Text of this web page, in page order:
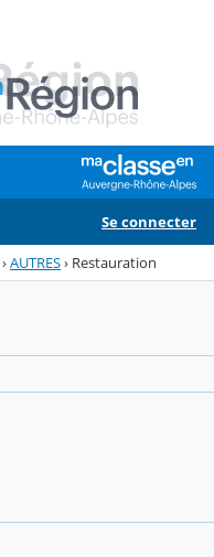
Se connecter
›AUTRES› Restauration